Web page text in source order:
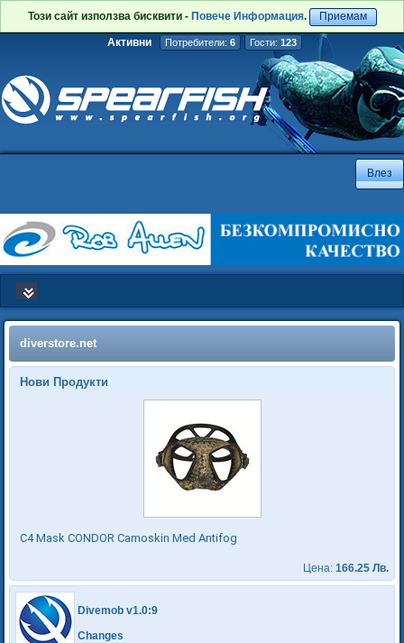
Този сайт използва бисквити - Повече Информация. Приемам
Активни Потребители: 6 Гости: 123
diverstore.net
Нови Продукти
C4 Mask CONDOR Camoskin Med Antifog
Цена: 166.25 Лв.
Divemob v1.0:9
Changes